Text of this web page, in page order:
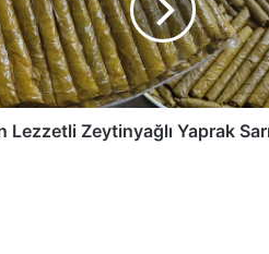
Lezzetli Zeytinyağlı Yaprak